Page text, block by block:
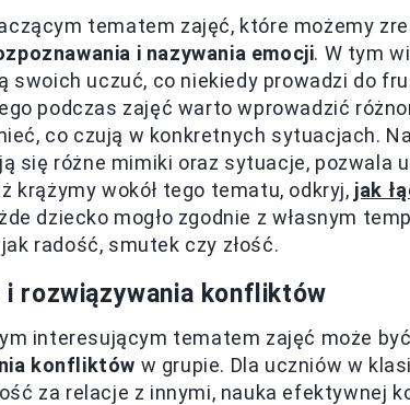
tematem zajęć, które możemy
i nazywania emocji. W tym
swoich uczuć, co niekiedy prowadzi do
podczas zajęć warto wprowadzić
co czują w konkretnych sytuacjach.
się różne mimiki oraz sytuacje, pozwala
krążymy wokół tego tematu, odkryj, jak
dziecko mogło zgodnie z własnym
radość, smutek czy złość.
i rozwiązywania konfliktów
interesującym tematem zajęć może być
konfliktów w grupie. Dla uczniów w
za relacje z innymi, nauka efektywnej